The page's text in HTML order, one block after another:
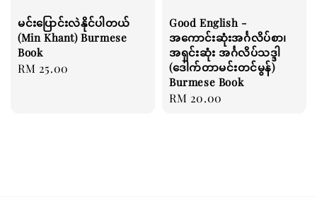
မင်းပြောင်းလဲနိုင်ပါတယ်
(Min Khant) Burmese
Book
Regular
RM 25.00
Good English -
အကောင်းဆုံးအင်္ဂလိပ်စာ၊
အရှင်းဆုံး အင်္ဂလိပ်သဒ္ဒါ
(ဒေါက်တာမင်းတင်မွန်)
Burmese Book
Regular
RM 20.00